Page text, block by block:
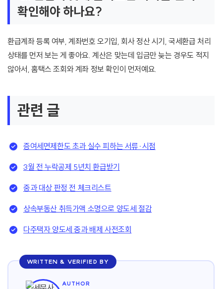
확인해야 하나요?
환급계좌 등록 여부, 계좌번호 오기입, 회사 정산 시기, 국세환급 처리
상태를 먼저 보는 게 좋아요. 계산은 맞는데 입금만 늦는 경우도 적지
않아서, 홈택스 조회와 계좌 정보 확인이 먼저예요.
관련 글
증여세면제한도 초과 실수 피하는 서류·시점
3월 전 누락공제 5년치 환급받기
중과 대상 판정 전 체크리스트
상속부동산 취득가액 소명으로 양도세 절감
다주택자 양도세 중과 배제 사전조회
WRITTEN & VERIFIED BY
AUTHOR